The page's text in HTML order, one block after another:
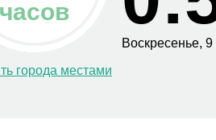
часов
города местами
Воскресенье, 9